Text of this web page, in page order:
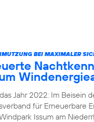
BEI MAXIMALER
Jahr 2022: Im Beisein
für Erneuerbare
Issum am